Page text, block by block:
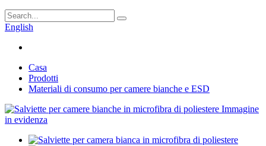
English
Casa
Prodotti
Materiali di consumo per camere bianche e ESD